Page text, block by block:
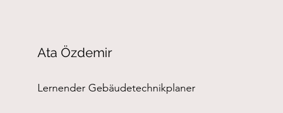
Ata Özdemir
Lernender Gebäudetechnikplaner